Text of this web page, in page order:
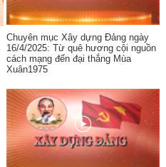
Chuyên mục Xây dựng Đảng ngày
16/4/2025: Từ quê hương cội nguồn
cách mạng đến đại thắng Mùa
Xuân1975